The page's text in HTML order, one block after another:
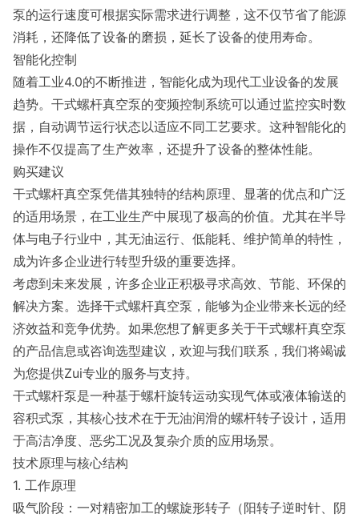
泵的运行速度可根据实际需求进行调整，这不仅节省了能源
消耗，还降低了设备的磨损，延长了设备的使用寿命。
智能化控制
随着工业4.0的不断推进，智能化成为现代工业设备的发展
趋势。干式螺杆真空泵的变频控制系统可以通过监控实时数
据，自动调节运行状态以适应不同工艺要求。这种智能化的
操作不仅提高了生产效率，还提升了设备的整体性能。
购买建议
干式螺杆真空泵凭借其独特的结构原理、显著的优点和广泛
的适用场景，在工业生产中展现了极高的价值。尤其在半导
体与电子行业中，其无油运行、低能耗、维护简单的特性，
成为许多企业进行转型升级的重要选择。
考虑到未来发展，许多企业正积极寻求高效、节能、环保的
解决方案。选择干式螺杆真空泵，能够为企业带来长远的经
济效益和竞争优势。如果您想了解更多关于干式螺杆真空泵
的产品信息或咨询选型建议，欢迎与我们联系，我们将竭诚
为您提供Zui专业的服务与支持。
干式螺杆泵是一种基于螺杆旋转运动实现气体或液体输送的
容积式泵，其核心技术在于无油润滑的螺杆转子设计，适用
于高洁净度、恶劣工况及复杂介质的应用场景。
技术原理与核心结构
1. 工作原理
吸气阶段：一对精密加工的螺旋形转子（阳转子逆时针、阴